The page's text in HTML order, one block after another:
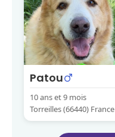
Patou
10 ans et 9 mois
Torreilles (66440) France